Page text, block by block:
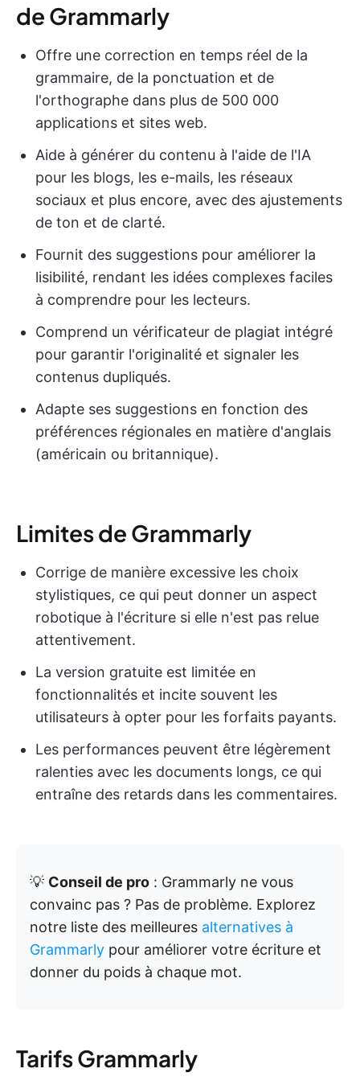
de Grammarly
Offre une correction en temps réel de la
grammaire, de la ponctuation et de
l'orthographe dans plus de 500 000
applications et sites web.
Aide à générer du contenu à l'aide de l'IA
pour les blogs, les e-mails, les réseaux
sociaux et plus encore, avec des ajustements
de ton et de clarté.
Fournit des suggestions pour améliorer la
lisibilité, rendant les idées complexes faciles
à comprendre pour les lecteurs.
Comprend un vérificateur de plagiat intégré
pour garantir l'originalité et signaler les
contenus dupliqués.
Adapte ses suggestions en fonction des
préférences régionales en matière d'anglais
(américain ou britannique).
Limites de Grammarly
Corrige de manière excessive les choix
stylistiques, ce qui peut donner un aspect
robotique à l'écriture si elle n'est pas relue
attentivement.
La version gratuite est limitée en
fonctionnalités et incite souvent les
utilisateurs à opter pour les forfaits payants.
Les performances peuvent être légèrement
ralenties avec les documents longs, ce qui
entraîne des retards dans les commentaires.
💡 Conseil de pro : Grammarly ne vous
convainc pas ? Pas de problème. Explorez
notre liste des meilleures alternatives à
Grammarly pour améliorer votre écriture et
donner du poids à chaque mot.
Tarifs Grammarly